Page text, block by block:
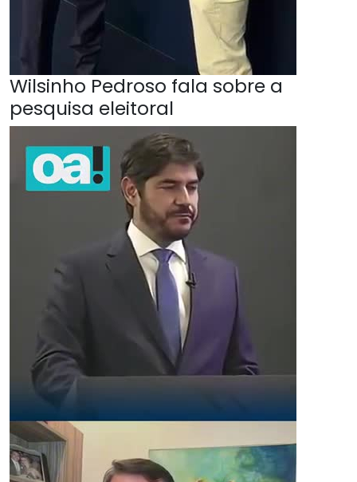
Wilsinho Pedroso fala sobre a
pesquisa eleitoral